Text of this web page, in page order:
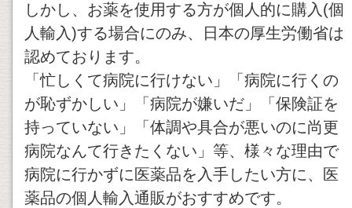
しかし、お薬を使用する方が個人的に購入(個
人輸入)する場合にのみ、日本の厚生労働省は
認めております。
「忙しくて病院に行けない」「病院に行くの
が恥ずかしい」「病院が嫌いだ」「保険証を
持っていない」「体調や具合が悪いのに尚更
病院なんて行きたくない」等、様々な理由で
病院に行かずに医薬品を入手したい方に、医
薬品の個人輸入通販がおすすめです。